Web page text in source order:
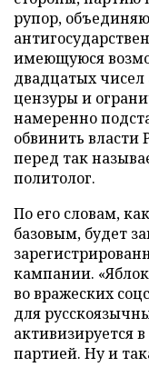
рупор,
имеющуюся
двадцатых чисел
цензуры и
намеренно
обвинить власти
перед так
политолог.
По его словам,
базовым, будет
кампании.
во вражеских
для
активизируется
партией. Ну и